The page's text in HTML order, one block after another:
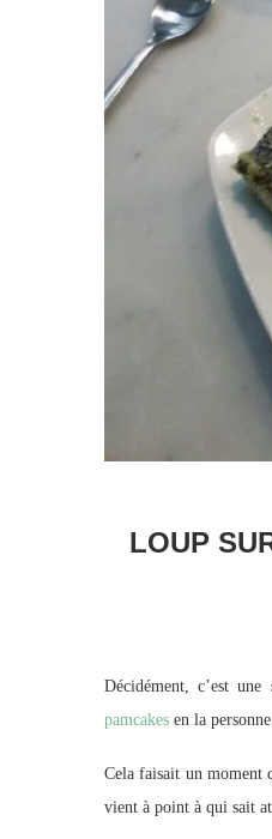
LOUP
Décidément, c’est une
pamcakes en la
Cela faisait un moment
vient à point à qui sait